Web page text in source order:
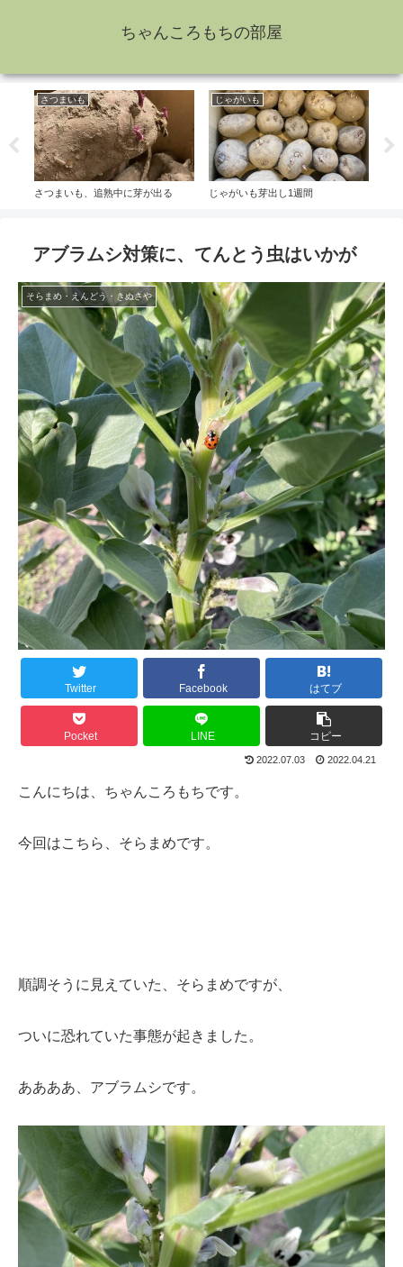
ちゃんころもちの部屋
さつまいも
さつまいも、追熟中に芽が出る
じゃがいも
じゃがいも芽出し1週間
アブラムシ対策に、てんとう虫はいかが
そらまめ・えんどう・きぬさや
Twitter Facebook はてブ
Pocket LINE コピー
2022.07.03 2022.04.21
こんにちは、ちゃんころもちです。
今回はこちら、そらまめです。
順調そうに見えていた、そらまめですが、
ついに恐れていた事態が起きました。
ああああ、アブラムシです。